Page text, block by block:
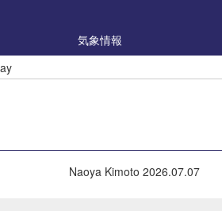
気象情報
Naoya Kimoto 2026.07.07